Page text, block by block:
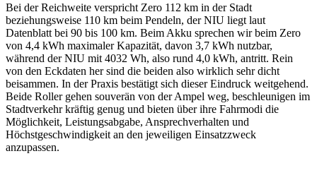
Bei der Reichweite verspricht Zero 112 km in der Stadt
beziehungsweise 110 km beim Pendeln, der NIU liegt laut
Datenblatt bei 90 bis 100 km. Beim Akku sprechen wir beim Zero
von 4,4 kWh maximaler Kapazität, davon 3,7 kWh nutzbar,
während der NIU mit 4032 Wh, also rund 4,0 kWh, antritt. Rein
von den Eckdaten her sind die beiden also wirklich sehr dicht
beisammen. In der Praxis bestätigt sich dieser Eindruck weitgehend.
Beide Roller gehen souverän von der Ampel weg, beschleunigen im
Stadtverkehr kräftig genug und bieten über ihre Fahrmodi die
Möglichkeit, Leistungsabgabe, Ansprechverhalten und
Höchstgeschwindigkeit an den jeweiligen Einsatzzweck
anzupassen.